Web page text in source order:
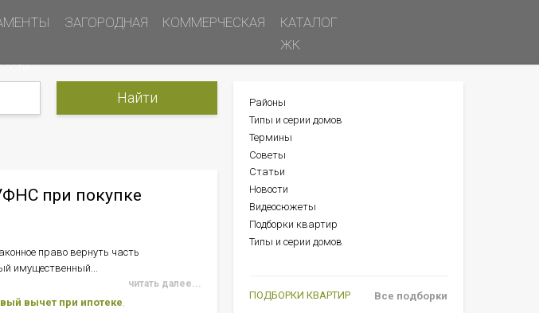
ЗАГОРОДНАЯ КОММЕРЧЕСКАЯ
КАТАЛОГ
ЖК
при покупке
право вернуть часть
имущественный...
читать далее...
вычет при ипотеке
БОКОВОЕ
МЕНЮ
Районы
Типы и серии домов
Термины
Советы
Статьи
Новости
Видеосюжеты
Подборки квартир
Типы и серии домов
ПОДБОРКИ КВАРТИР Все подборки